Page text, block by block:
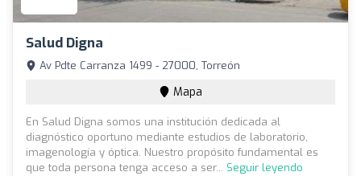
Salud Digna
Av Pdte Carranza 1499 - 27000, Torreón
Mapa
En Salud Digna somos una institución dedicada al
diagnóstico oportuno mediante estudios de laboratorio,
imagenología y óptica. Nuestro propósito fundamental es
que toda persona tenga acceso a ser... Seguir leyendo